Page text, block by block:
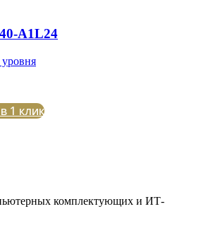
A1L24
уровня
1 клик
комплектующих и ИТ-